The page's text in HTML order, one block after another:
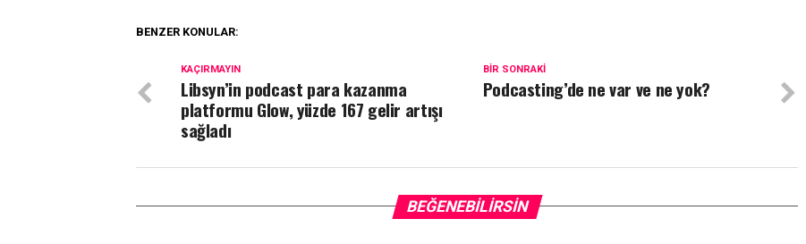
BENZER KONULAR:
BIR SONRAKI
Podcasting’de ne var ve ne yok?
KAÇIRMAYIN
Libsyn’in podcast para kazanma
platformu Glow, yüzde 167 gelir artışı
sağladı
BEĞENEBILIRSIN